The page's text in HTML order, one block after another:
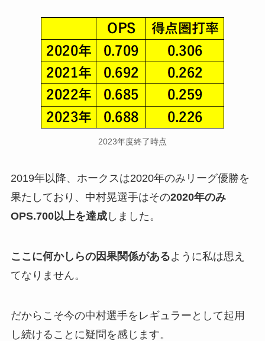
2023年度終了時点
2019年以降、ホークスは2020年のみリーグ優勝を
果たしており、中村晃選手はその2020年のみ
OPS.700以上を達成しました。
ここに何かしらの因果関係があるように私は思え
てなりません。
だからこそ今の中村選手をレギュラーとして起用
し続けることに疑問を感じます。